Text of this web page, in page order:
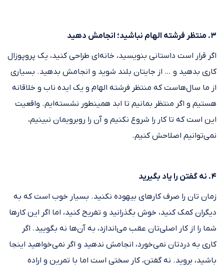
۳. منتظر فرشته الهام نباشید؛ انجامش دهید
اگر قرار است داستانی بنویسید، خانه‌ای طراحی کنید، یک پروپوزال
کاری بدهید و … از جایتان بلند شوید و انجامش بدهید. بسیاری
از ما سال‌هاست که منتظر فرشته الهام و یک ایده ناب و خلاقانه
هستیم و اگر منتظر بمانیم تا ابد همینطور نشسته‌ایم. واقعیت
این است که تا کار را شروع نکنیم و آن را روبرویمان نبینیم،
نمی‌توانیم اصلاحش کنیم.
۴. نه گفتن را یاد بگیرید
زمان تان را صرف کارهای بیهوده نکنید. بسیار خوب است که به
دیگران کمک کنید، خوش بگذرانید و تفریح کنید، اما اگر این کارها
شما را از کار اصلی‌تان عقب می‌اندازد، به آن‌ها نه بگویید. اگر
کاری به دردتان نمی‌خورد، انجامش ندهید و اگر نمی‌خواهید اینجا
باشید، بروید. نه گفتن، کار سختی است اما با تمرین و اراده